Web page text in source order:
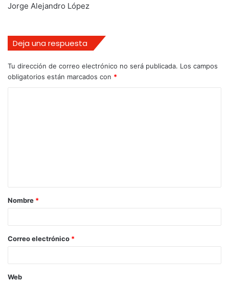
Jorge Alejandro López
Deja una respuesta
Tu dirección de correo electrónico no será publicada. Los campos
obligatorios están marcados con *
Nombre *
Correo electrónico *
Web